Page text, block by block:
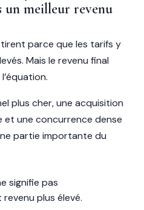
un meilleur revenu
parce que les tarifs y
Mais le revenu final
plus cher, une acquisition
et une concurrence dense
partie importante du
signifie pas
plus élevé.